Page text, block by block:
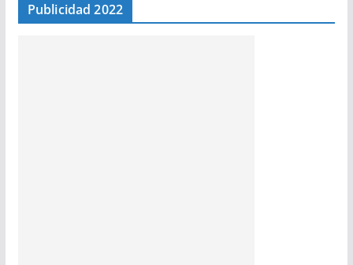
Publicidad 2022